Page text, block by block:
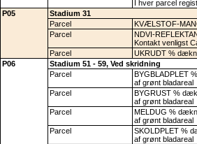
I hver parcel
P05
Stadium 31
Parcel
KVÆLSTOF-
Parcel
NDVI-
Kontakt venligst
Parcel
UKRUDT %
P06
Stadium 51 - 59, Ved skridning
Parcel
BYGBLADPLET
af grønt bladareal
Parcel
BYGRUST %
af grønt bladareal
Parcel
MELDUG %
af grønt bladareal
Parcel
SKOLDPLET %
af grønt bladareal